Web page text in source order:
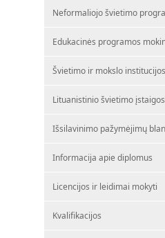
Neformaliojo švietimo
Edukacinės programos
Švietimo ir mokslo institucijos
Lituanistinio švietimo įstaigos
Išsilavinimo pažymėjimų
Informacija apie diplomus
Licencijos ir leidimai mokyti
Kvalifikacijos